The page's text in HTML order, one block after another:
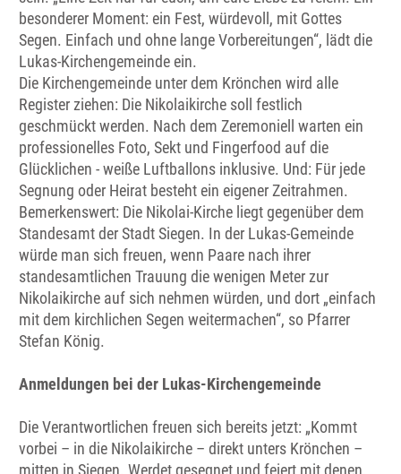
besonderer Moment: ein Fest, würdevoll, mit Gottes
Segen. Einfach und ohne lange Vorbereitungen“, lädt die
Lukas-Kirchengemeinde ein.
Die Kirchengemeinde unter dem Krönchen wird alle
Register ziehen: Die Nikolaikirche soll festlich
geschmückt werden. Nach dem Zeremoniell warten ein
professionelles Foto, Sekt und Fingerfood auf die
Glücklichen - weiße Luftballons inklusive. Und: Für jede
Segnung oder Heirat besteht ein eigener Zeitrahmen.
Bemerkenswert: Die Nikolai-Kirche liegt gegenüber dem
Standesamt der Stadt Siegen. In der Lukas-Gemeinde
würde man sich freuen, wenn Paare nach ihrer
standesamtlichen Trauung die wenigen Meter zur
Nikolaikirche auf sich nehmen würden, und dort „einfach
mit dem kirchlichen Segen weitermachen“, so Pfarrer
Stefan König.
Anmeldungen bei der Lukas-Kirchengemeinde
Die Verantwortlichen freuen sich bereits jetzt: „Kommt
vorbei – in die Nikolaikirche – direkt unters Krönchen –
mitten in Siegen. Werdet gesegnet und feiert mit denen,